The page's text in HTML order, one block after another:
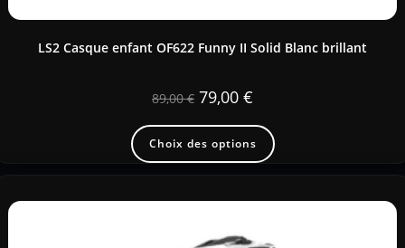
LS2 Casque enfant OF622 Funny II Solid Blanc brillant
89,00€ 79,00 €
Choix des options